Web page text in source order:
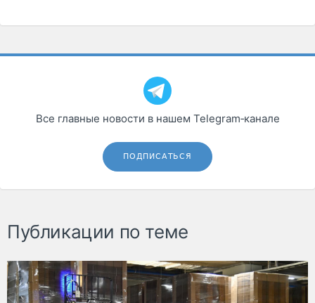
Все главные новости в нашем Telegram‑канале
ПОДПИСАТЬСЯ
Публикации по теме